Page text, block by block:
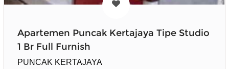
Apartemen Puncak Kertajaya Tipe Studio
1 Br Full Furnish
PUNCAK KERTAJAYA